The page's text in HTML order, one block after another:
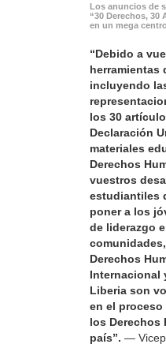
Los anuncios de
“30 Derechos, 30
en un mega
“Debido a
herramientas
incluyendo
los 30
Declaración
materiales
Derechos
vuestros
estudiantiles
poner a los
de liderazgo
Derechos
Internacional
Liberia son
en el proceso
los Derechos
país”. —